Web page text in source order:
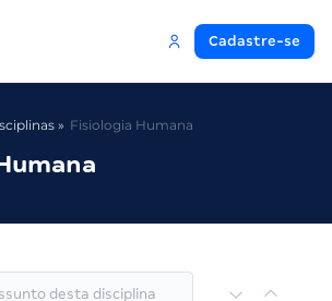
Cadastre-se
Fisiologia Humana